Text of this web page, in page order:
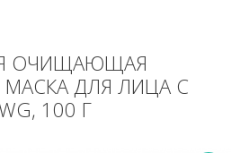
ОЧИЩАЮЩАЯ
ДЛЯ ЛИЦА С
100 Г